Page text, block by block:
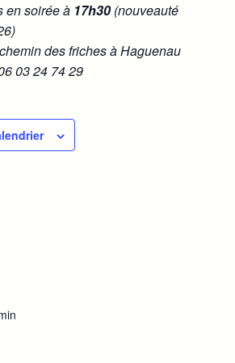
en soirée à 17h30(nouveauté
des friches à Haguenau
03 24 74 29